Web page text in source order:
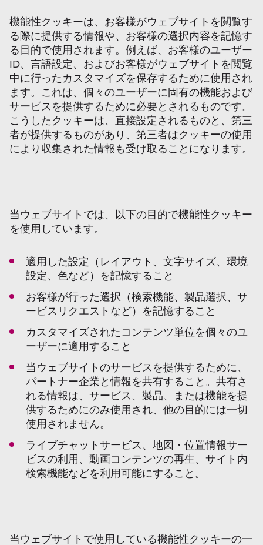
機能性クッキーは、お客様がウェブサイトを閲覧す
る際に提供する情報や、お客様の選択内容を記憶す
る目的で使用されます。例えば、お客様のユーザー
ID、言語設定、およびお客様がウェブサイトを閲覧
中に行ったカスタマイズを保存するために使用され
ます。これは、個々のユーザーに固有の機能および
サービスを提供するために必要とされるものです。
こうしたクッキーは、直接設定されるものと、第三
者が提供するものがあり、第三者はクッキーの使用
により収集された情報も受け取ることになります。
当ウェブサイトでは、以下の目的で機能性クッキー
を使用しています。
適用した設定（レイアウト、文字サイズ、環境
設定、色など）を記憶すること
お客様が行った選択（検索機能、製品選択、サ
ービスリクエストなど）を記憶すること
カスタマイズされたコンテンツ単位を個々のユ
ーザーに適用すること
当ウェブサイトのサービスを提供するために、
パートナー企業と情報を共有すること。共有さ
れる情報は、サービス、製品、または機能を提
供するためにのみ使用され、他の目的には一切
使用されません。
ライブチャットサービス、地図・位置情報サー
ビスの利用、動画コンテンツの再生、サイト内
検索機能などを利用可能にすること。
当ウェブサイトで使用している機能性クッキーの一